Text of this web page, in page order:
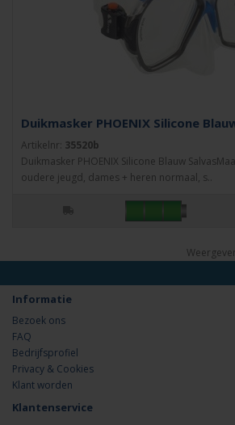
Duikmasker PHOENIX Silicone
Artikelnr: 35520b
Duikmasker PHOENIX Silicone Blauw
oudere jeugd, dames + heren normaal, s..
Informatie
Bezoek ons
FAQ
Bedrijfsprofiel
Privacy & Cookies
Klant worden
Klantenservice